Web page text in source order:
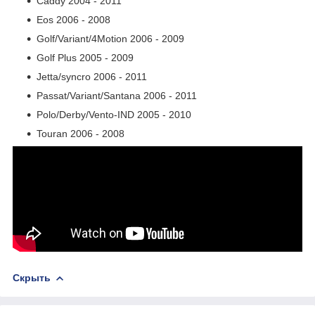
Eos 2006 - 2008
Golf/Variant/4Motion 2006 - 2009
Golf Plus 2005 - 2009
Jetta/syncro 2006 - 2011
Passat/Variant/Santana 2006 - 2011
Polo/Derby/Vento-IND 2005 - 2010
Touran 2006 - 2008
Скрыть